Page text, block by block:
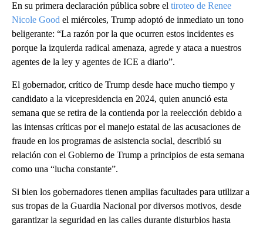
En su primera declaración pública sobre el tiroteo de Renee
Nicole Good el miércoles, Trump adoptó de inmediato un tono
beligerante: “La razón por la que ocurren estos incidentes es
porque la izquierda radical amenaza, agrede y ataca a nuestros
agentes de la ley y agentes de ICE a diario”.
El gobernador, crítico de Trump desde hace mucho tiempo y
candidato a la vicepresidencia en 2024, quien anunció esta
semana que se retira de la contienda por la reelección debido a
las intensas críticas por el manejo estatal de las acusaciones de
fraude en los programas de asistencia social, describió su
relación con el Gobierno de Trump a principios de esta semana
como una “lucha constante”.
Si bien los gobernadores tienen amplias facultades para utilizar a
sus tropas de la Guardia Nacional por diversos motivos, desde
garantizar la seguridad en las calles durante disturbios hasta